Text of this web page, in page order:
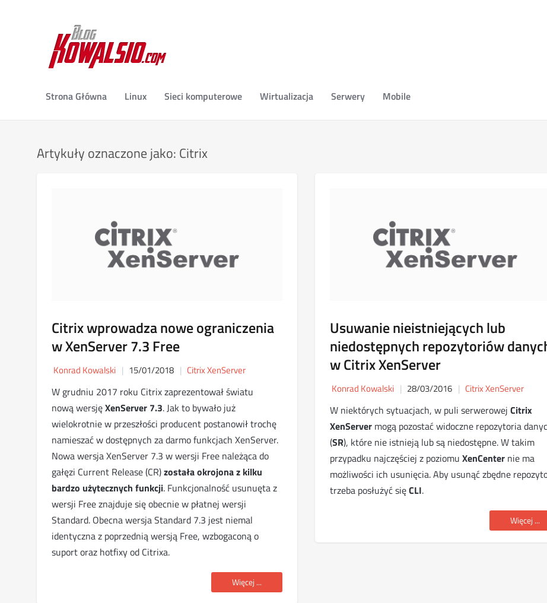
Strona Główna Linux Sieci komputerowe Wirtualizacja Serwery Mobile
Artykuły oznaczone jako: Citrix
Citrix wprowadza nowe ograniczenia
w XenServer 7.3 Free
Konrad Kowalski 15/01/2018 Citrix XenServer
W grudniu 2017 roku Citrix zaprezentował światu
nową wersjęXenServer 7.3. Jak to bywało już
wielokrotnie w przeszłości producent postanowił trochę
namieszać w dostępnych za darmo funkcjach XenServer.
Nowa wersja XenServer 7.3 w wersji Free należąca do
gałęzi Current Release (CR)została okrojona z kilku
bardzo użytecznych funkcji. Funkcjonalność usunuęta z
wersji Free znajduje się obecnie w płatnej wersji
Standard. Obecna wersja Standard 7.3 jest niemal
identyczna z poprzednią wersją Free, wzbogaconą o
suport oraz hotfixy od Citrixa.
Więcej ...
Usuwanie nieistniejących lub
niedostępnych repozytoriów
w Citrix XenServer
Konrad Kowalski 28/03/2016 Citrix XenServer
W niektórych sytuacjach, w puli serwerowej Citrix
XenServermogą pozostać widoczne repozytoria
(SR), które nie istnieją lub są niedostępne. W takim
przypadku najczęściej z poziomu XenCenternie ma
możliwości ich usunięcia. Aby usunąć zbędne
trzeba posłużyć sięCLI.
Więcej ...